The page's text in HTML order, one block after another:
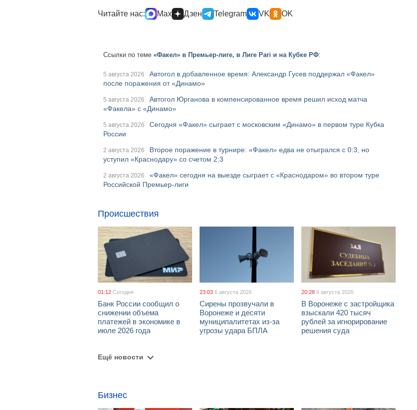
Читайте нас: Max Дзен Telegram VK OK
Ссылки по теме «Факел» в Премьер-лиге, в Лиге Pari и на Кубке РФ:
5 августа 2026
Автогол в добавленное время: Александр Гусев поддержал «Факел»
после поражения от «Динамо»
5 августа 2026
Автогол Юрганова в компенсированное время решил исход матча
«Факела» с «Динамо»
5 августа 2026
Сегодня «Факел» сыграет с московским «Динамо» в первом туре Кубка
России
2 августа 2026
Второе поражение в турнире: «Факел» едва не отыгрался с 0:3, но
уступил «Краснодару» со счетом 2:3
2 августа 2026
«Факел» сегодня на выезде сыграет с «Краснодаром» во втором туре
Российской Премьер-лиги
Происшествия
01:12 Сегодня
Банк России сообщил о
снижении объема
платежей в экономике в
июле 2026 года
23:03 6 августа 2026
Сирены прозвучали в
Воронеже и десяти
муниципалитетах из-за
угрозы удара БПЛА
20:28 6 августа 2026
В Воронеже с застройщика
взыскали 420 тысяч
рублей за игнорирование
решения суда
Ещё новости
Бизнес